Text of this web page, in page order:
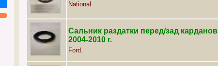
National.
Сальник раздатки перед/зад карданов
2004-2010 г.
Ford.